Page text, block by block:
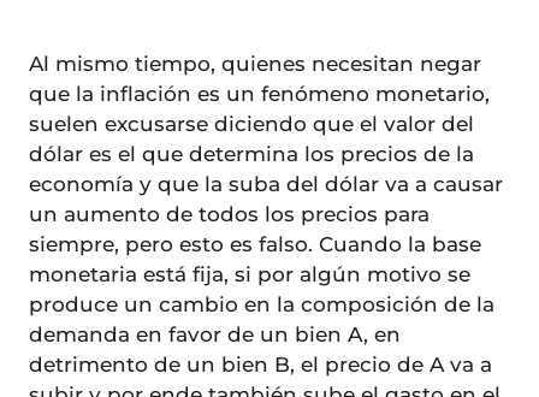
Al mismo tiempo, quienes necesitan negar
que la inflación es un fenómeno monetario,
suelen excusarse diciendo que el valor del
dólar es el que determina los precios de la
economía y que la suba del dólar va a causar
un aumento de todos los precios para
siempre, pero esto es falso. Cuando la base
monetaria está fija, si por algún motivo se
produce un cambio en la composición de la
demanda en favor de un bien A, en
detrimento de un bien B, el precio de A va a